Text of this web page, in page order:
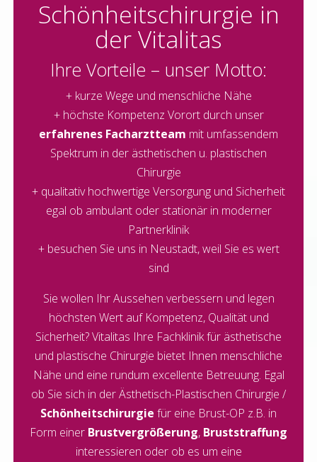
Schönheitschirurgie in
der Vitalitas
Ihre Vorteile – unser Motto:
+ kurze Wege und menschliche Nähe
+ höchste Kompetenz Vorort durch unser
erfahrenes Facharztteam mit umfassendem
Spektrum in der ästhetischen u. plastischen
Chirurgie
+ qualitativ hochwertige Versorgung und Sicherheit
egal ob ambulant oder stationär in moderner
Partnerklinik
+ besuchen Sie uns in Neustadt, weil Sie es wert
sind
Sie wollen Ihr Aussehen verbessern und legen
höchsten Wert auf Kompetenz, Qualität und
Sicherheit? Vitalitas Ihre Fachklinik für ästhetische
und plastische Chirurgie bietet Ihnen menschliche
Nähe und eine rundum excellente Betreuung. Egal
ob Sie sich in der Ästhetisch-Plastischen Chirurgie /
Schönheitschirurgie für eine Brust-OP z.B. in
Form einer Brustvergrößerung, Bruststraffung
interessieren oder ob es um eine